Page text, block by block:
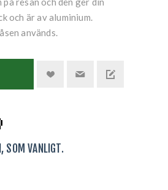
och är av aluminium.
används.
SOM VANLIGT.